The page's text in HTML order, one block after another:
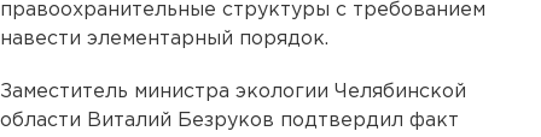
правоохранительные структуры с требованием
навести элементарный порядок.
Заместитель министра экологии Челябинской
области Виталий Безруков подтвердил факт